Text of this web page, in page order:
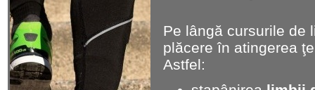
Pe lângă cursurile de
plăcere în atingerea
Astfel: